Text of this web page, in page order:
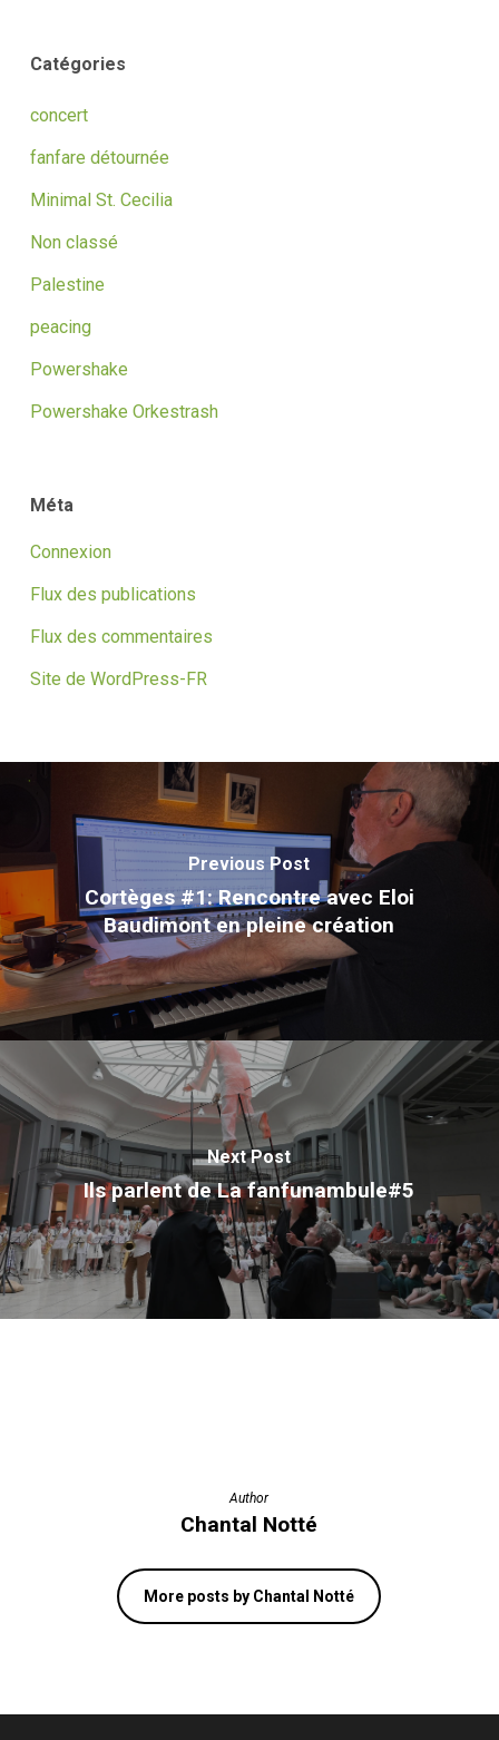
Catégories
concert
fanfare détournée
Minimal St. Cecilia
Non classé
Palestine
peacing
Powershake
Powershake Orkestrash
Méta
Connexion
Flux des publications
Flux des commentaires
Site de WordPress-FR
Previous Post
Cortèges #1: Rencontre avec Eloi
Baudimont en pleine création
Next Post
Ils parlent de La fanfunambule#5
Author
Chantal Notté
More posts by Chantal Notté